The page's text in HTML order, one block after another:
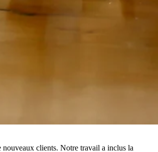
nouveaux clients. Notre travail a inclus la